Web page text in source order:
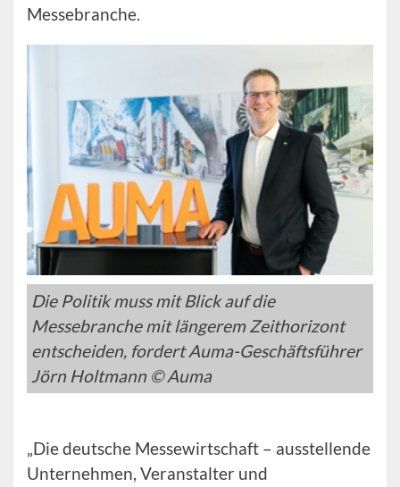
Messebranche.
Die Politik muss mit Blick auf die
Messebranche mit längerem Zeithorizont
entscheiden, fordert Auma-Geschäftsführer
Jörn Holtmann © Auma
„Die deutsche Messewirtschaft – ausstellende
Unternehmen, Veranstalter und